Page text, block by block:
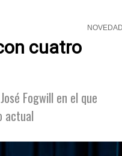
NOVEDAD
cuatro
Fogwill en el que
actual